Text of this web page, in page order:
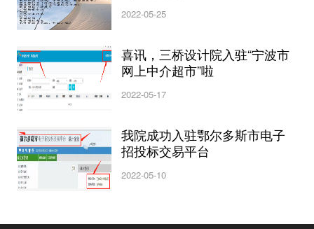
2022-05-25
喜讯，三桥设计院入驻“宁波市
网上中介超市”啦
2022-05-17
我院成功入驻鄂尔多斯市电子
招投标交易平台
2022-05-10